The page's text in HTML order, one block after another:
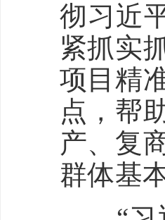
彻习近
紧抓实
项目精
点，帮
产、复
群体基